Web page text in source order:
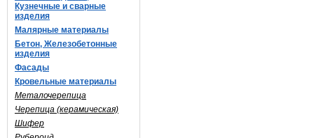
Кузнечные и сварные
изделия
Малярные материалы
Бетон, Железобетонные
изделия
Фасады
Кровельные материалы
Металочерепица
Черепица (керамическая)
Шифер